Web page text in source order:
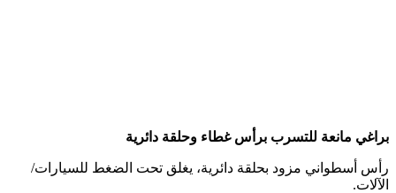
براغي مانعة للتسرب برأس غطاء وحلقة دائرية
رأس أسطواني مزود بحلقة دائرية، يغلق تحت الضغط للسيارات/
الآلات.